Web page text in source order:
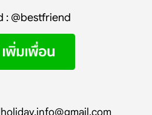
: @bestfriend